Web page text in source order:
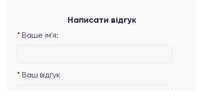
Написати відгук
Ваше ім'я:
Ваш відгук